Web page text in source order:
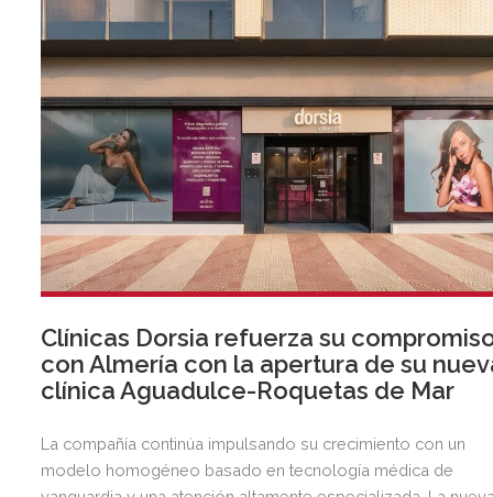
Clínicas Dorsia refuerza su
con Almería con la apertura de su
clínica Aguadulce-Roquetas de Mar
La compañía continúa impulsando su crecimiento con un
modelo homogéneo basado en tecnología médica de